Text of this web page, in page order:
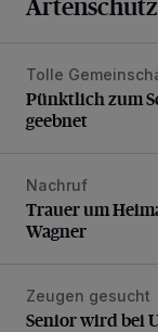
Pünktlich zum
Tolle
Pünktlich zum
geebnet
Trauer um
Nachruf
Trauer um
Wagner
Senior wird bei
Zeugen gesucht
Senior wird bei